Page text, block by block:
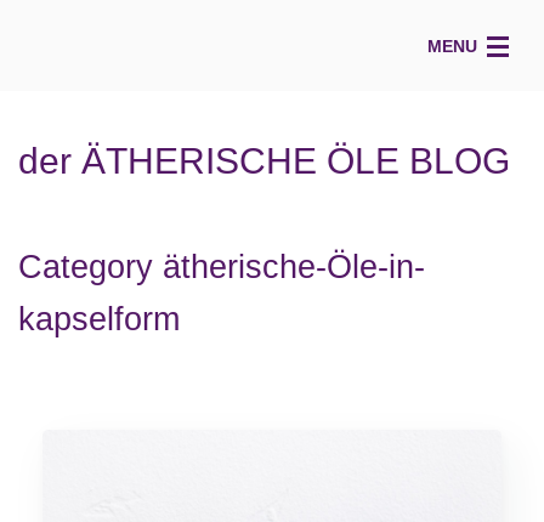
MENU
ÜBER MICH
STIMM(t)-Blog
der ÄTHERISCHE ÖLE BLOG
Category ätherische-Öle-in-
kapselform